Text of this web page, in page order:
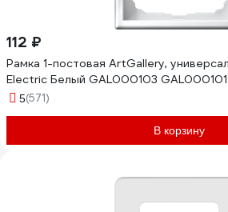
112 ₽
Рамка 1-постовая ArtGallery,
Electric Белый GAL000103 GAL000101
5(571)
В корзину